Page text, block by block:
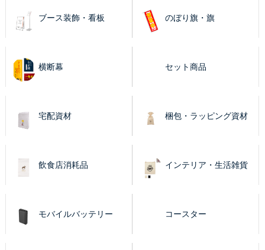
ブース装飾・看板 のぼり旗・旗
横断幕 セット商品
宅配資材 梱包・ラッピング資材
飲食店消耗品 インテリア・生活雑貨
モバイルバッテリー コースター